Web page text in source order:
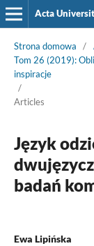
Strona domowa /
Tom 26 (2019):
inspiracje
/
Articles
Język
badań
Ewa Lipińska